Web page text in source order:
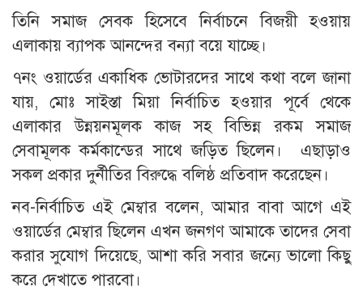
তিনি সমাজ সেবক হিসেবে নির্বাচনে বিজয়ী হওয়ায়
এলাকায় ব্যাপক আনন্দের বন্যা বয়ে যাচ্ছে।
৭নং ওয়ার্ডের একাধিক ভোটারদের সাথে কথা বলে জানা
যায়, মোঃ সাইস্তা মিয়া নির্বাচিত হওয়ার পূর্বে থেকে
এলাকার উন্নয়নমূলক কাজ সহ বিভিন্ন রকম সমাজ
সেবামূলক কর্মকান্ডের সাথে জড়িত ছিলেন। এছাড়াও
সকল প্রকার দুর্নীতির বিরুদ্ধে বলিষ্ঠ প্রতিবাদ করেছেন।
নব-নির্বাচিত এই মেম্বার বলেন, আমার বাবা আগে এই
ওয়ার্ডের মেম্বার ছিলেন এখন জনগণ আমাকে তাদের সেবা
করার সুযোগ দিয়েছে, আশা করি সবার জন্যে ভালো কিছু
করে দেখাতে পারবো।